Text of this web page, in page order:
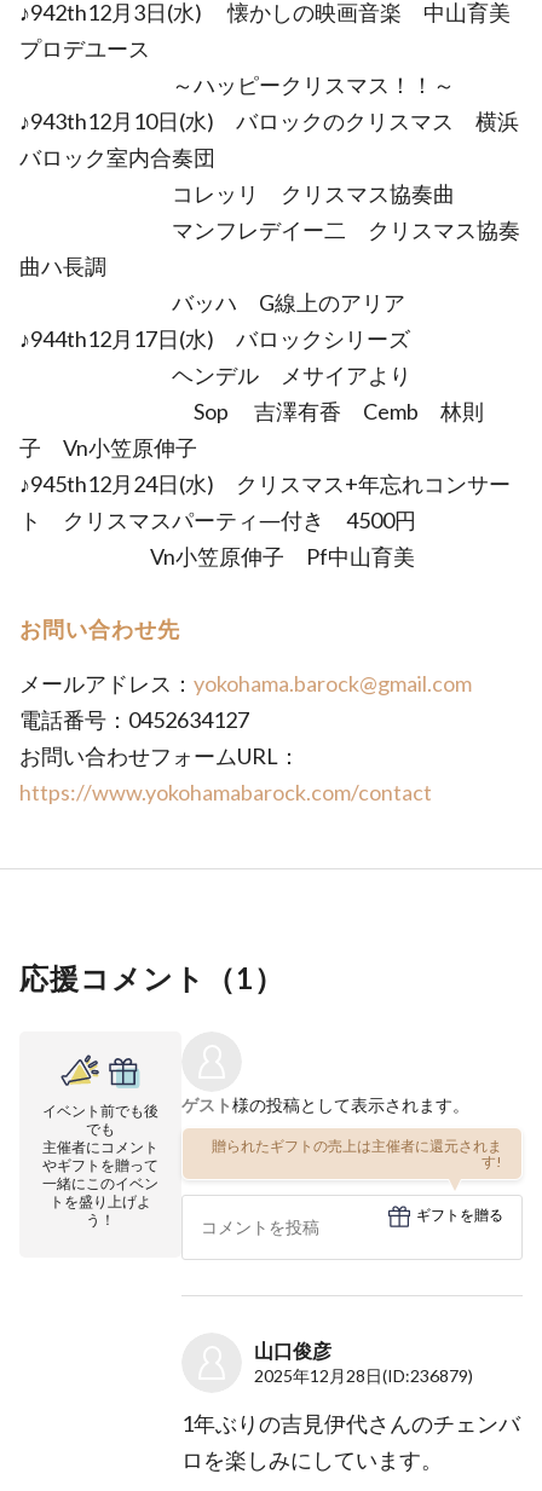
♪942th12月3日(水) 懐かしの映画音楽 中山育美
プロデユース
～ハッピークリスマス！！～
♪943th12月10日(水) バロックのクリスマス 横浜
バロック室内合奏団
コレッリ クリスマス協奏曲
マンフレデイー二 クリスマス協奏
曲ハ長調
バッハ G線上のアリア
♪944th12月17日(水) バロックシリーズ
ヘンデル メサイアより
Sop 吉澤有香 Cemb 林則
子 Vn小笠原伸子
♪945th12月24日(水) クリスマス+年忘れコンサー
ト クリスマスパーティ―付き 4500円
Vn小笠原伸子 Pf中山育美
お問い合わせ先
メールアドレス： yokohama.barock@gmail.com
電話番号：0452634127
お問い合わせフォームURL：
https://www.yokohamabarock.com/contact
応援コメント（1）
イベント前でも後
でも
主催者にコメント
やギフトを贈って
一緒にこのイベン
トを盛り上げよ
う！
ゲスト様の投稿として表示されます。
贈られたギフトの売上は主催者に還元されま
す!
ギフトを贈る
山口俊彦
2025年12月28日(ID:236879)
1年ぶりの吉見伊代さんのチェンバ
ロを楽しみにしています。